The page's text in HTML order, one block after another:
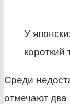
У
короткий
Среди
отмечают